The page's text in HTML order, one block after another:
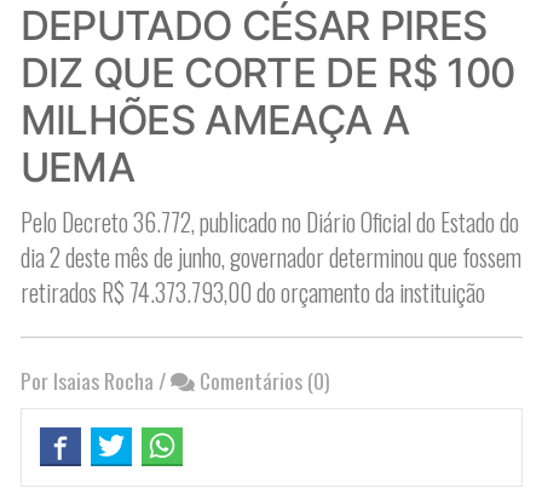
DEPUTADO CÉSAR PIRES
DIZ QUE CORTE DE R$ 100
MILHÕES AMEAÇA A
UEMA
Pelo Decreto 36.772, publicado no Diário Oficial do Estado do
dia 2 deste mês de junho, governador determinou que fossem
retirados R$ 74.373.793,00 do orçamento da instituição
Por Isaias Rocha / Comentários (0)